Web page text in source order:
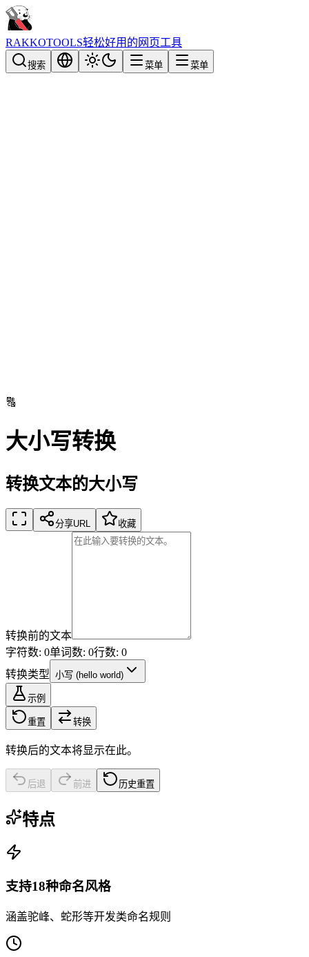
RAKKOTOOLS轻松好用的网页工具
搜索 菜单 菜单
🔠
大小写转换
转换文本的大小写
分享URL 收藏
转换前的文本
字符数: 0单词数: 0行数: 0
转换类型 小写 (hello world)
示例
重置 转换
转换后的文本将显示在此。
后退 前进 历史重置
特点
支持18种命名风格
涵盖驼峰、蛇形等开发类命名规则